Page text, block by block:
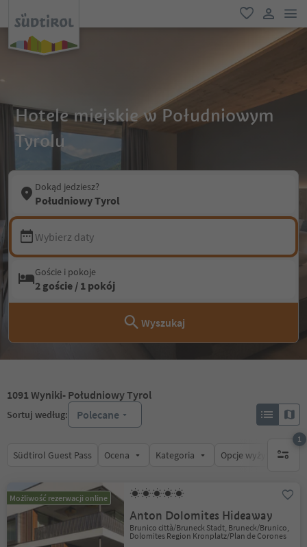
ulubione
link
Hotele miejskie w Południowym
Tyrolu
Dokąd jedziesz?
Południowy Tyrol
Wybierz daty
Goście i pokoje
2 goście / 1 pokój
Wyszukaj
1091 Wyniki- Południowy Tyrol
Sortuj według: Polecane
Südtirol Guest Pass Ocena Kategoria Opcje wyżywienia
1
1
Możliwość rezerwacji online
Anton Dolomites Hideaway
Brunico città/Bruneck Stadt, Bruneck/Brunico,
Dolomites Region Kronplatz/Plan de Corones